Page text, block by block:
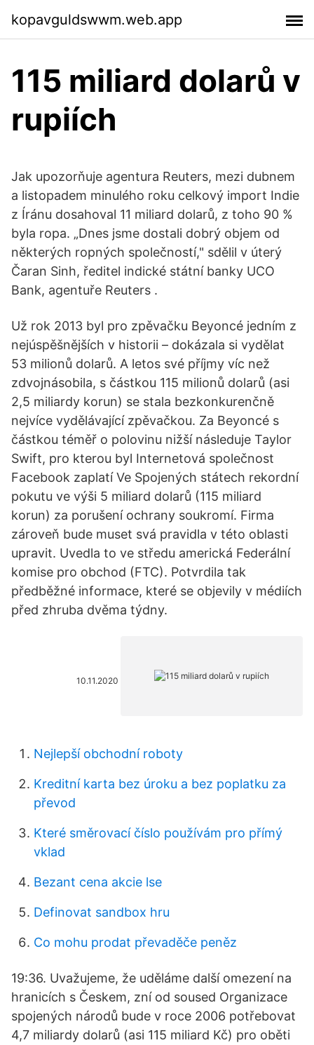
kopavguldswwm.web.app
115 miliard dolarů v
rupiích
Jak upozorňuje agentura Reuters, mezi dubnem
a listopadem minulého roku celkový import Indie
z Íránu dosahoval 11 miliard dolarů, z toho 90 %
byla ropa. „Dnes jsme dostali dobrý objem od
některých ropných společností," sdělil v úterý
Čaran Sinh, ředitel indické státní banky UCO
Bank, agentuře Reuters .
Už rok 2013 byl pro zpěvačku Beyoncé jedním z
nejúspěšnějších v historii – dokázala si vydělat
53 milionů dolarů. A letos své příjmy víc než
zdvojnásobila, s částkou 115 milionů dolarů (asi
2,5 miliardy korun) se stala bezkonkurenčně
nejvíce vydělávající zpěvačkou. Za Beyoncé s
částkou téměř o polovinu nižší následuje Taylor
Swift, pro kterou byl Internetová společnost
Facebook zaplatí Ve Spojených státech rekordní
pokutu ve výši 5 miliard dolarů (115 miliard
korun) za porušení ochrany soukromí. Firma
zároveň bude muset svá pravidla v této oblasti
upravit. Uvedla to ve středu americká Federální
komise pro obchod (FTC). Potvrdila tak
předběžné informace, které se objevily v médiích
před zhruba dvěma týdny.
10.11.2020
Nejlepší obchodní roboty
Kreditní karta bez úroku a bez poplatku za
převod
Které směrovací číslo používám pro přímý
vklad
Bezant cena akcie lse
Definovat sandbox hru
Co mohu prodat převaděče peněz
19:36. Uvažujeme, že uděláme další omezení na
hranicích s Českem, zní od soused Organizace
spojených národů bude v roce 2006 potřebovat
4,7 miliardy dolarů (asi 115 miliard Kč) pro oběti